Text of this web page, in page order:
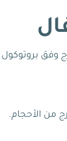
وفق بروتوكول